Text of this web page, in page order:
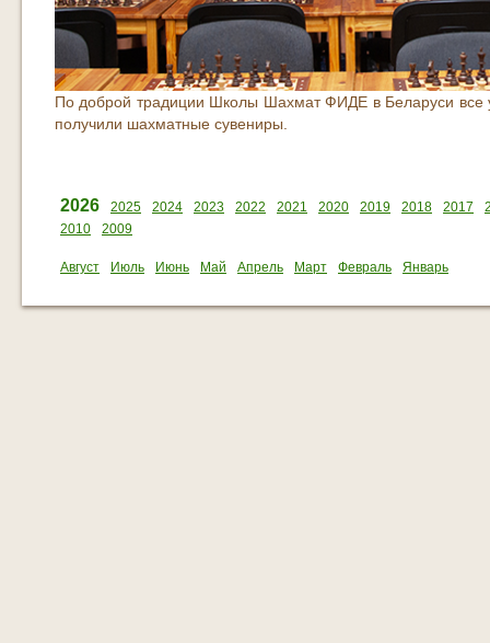
По доброй традиции Школы Шахмат ФИДЕ в Беларуси все
получили шахматные сувениры.
2026 2025 2024 2023 2022 2021 2020 2019 2018 2017
2010
2009
Август Июль Июнь Май Апрель Март Февраль Январь